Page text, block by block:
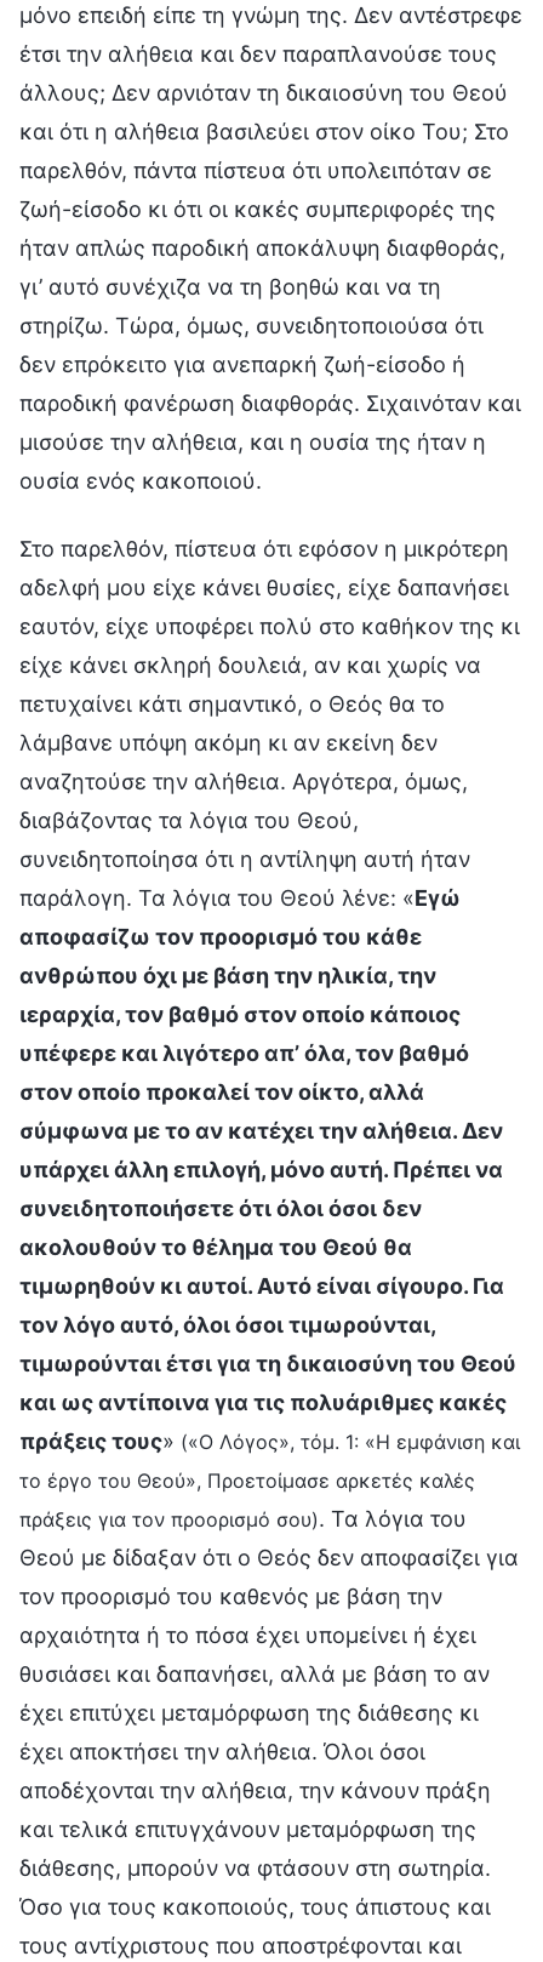
μόνο επειδή είπε τη γνώμη της. Δεν αντέστρεφε
έτσι την αλήθεια και δεν παραπλανούσε τους
άλλους; Δεν αρνιόταν τη δικαιοσύνη του Θεού
και ότι η αλήθεια βασιλεύει στον οίκο Του; Στο
παρελθόν, πάντα πίστευα ότι υπολειπόταν σε
ζωή-είσοδο κι ότι οι κακές συμπεριφορές της
ήταν απλώς παροδική αποκάλυψη διαφθοράς,
γι’ αυτό συνέχιζα να τη βοηθώ και να τη
στηρίζω. Τώρα, όμως, συνειδητοποιούσα ότι
δεν επρόκειτο για ανεπαρκή ζωή-είσοδο ή
παροδική φανέρωση διαφθοράς. Σιχαινόταν και
μισούσε την αλήθεια, και η ουσία της ήταν η
ουσία ενός κακοποιού.
Στο παρελθόν, πίστευα ότι εφόσον η μικρότερη
αδελφή μου είχε κάνει θυσίες, είχε δαπανήσει
εαυτόν, είχε υποφέρει πολύ στο καθήκον της κι
είχε κάνει σκληρή δουλειά, αν και χωρίς να
πετυχαίνει κάτι σημαντικό, ο Θεός θα το
λάμβανε υπόψη ακόμη κι αν εκείνη δεν
αναζητούσε την αλήθεια. Αργότερα, όμως,
διαβάζοντας τα λόγια του Θεού,
συνειδητοποίησα ότι η αντίληψη αυτή ήταν
παράλογη. Τα λόγια του Θεού λένε: «Εγώ
αποφασίζω τον προορισμό του κάθε
ανθρώπου όχι με βάση την ηλικία, την
ιεραρχία, τον βαθμό στον οποίο κάποιος
υπέφερε και λιγότερο απ’ όλα, τον βαθμό
στον οποίο προκαλεί τον οίκτο, αλλά
σύμφωνα με το αν κατέχει την αλήθεια. Δεν
υπάρχει άλλη επιλογή, μόνο αυτή. Πρέπει να
συνειδητοποιήσετε ότι όλοι όσοι δεν
ακολουθούν το θέλημα του Θεού θα
τιμωρηθούν κι αυτοί. Αυτό είναι σίγουρο. Για
τον λόγο αυτό, όλοι όσοι τιμωρούνται,
τιμωρούνται έτσι για τη δικαιοσύνη του Θεού
και ως αντίποινα για τις πολυάριθμες κακές
πράξεις τους» («Ο Λόγος», τόμ. 1: «Η εμφάνιση και
το έργο του Θεού», Προετοίμασε αρκετές καλές
πράξεις για τον προορισμό σου). Τα λόγια του
Θεού με δίδαξαν ότι ο Θεός δεν αποφασίζει για
τον προορισμό του καθενός με βάση την
αρχαιότητα ή το πόσα έχει υπομείνει ή έχει
θυσιάσει και δαπανήσει, αλλά με βάση το αν
έχει επιτύχει μεταμόρφωση της διάθεσης κι
έχει αποκτήσει την αλήθεια. Όλοι όσοι
αποδέχονται την αλήθεια, την κάνουν πράξη
και τελικά επιτυγχάνουν μεταμόρφωση της
διάθεσης, μπορούν να φτάσουν στη σωτηρία.
Όσο για τους κακοποιούς, τους άπιστους και
τους αντίχριστους που αποστρέφονται και